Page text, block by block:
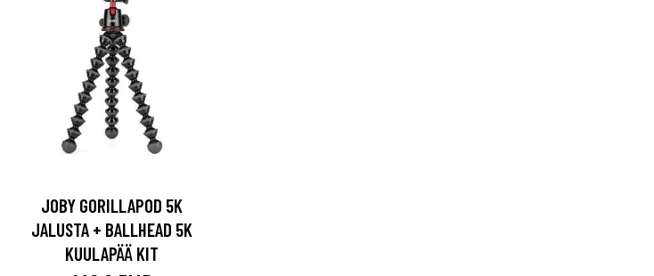
JOBY GORILLAPOD 5K
JALUSTA + BALLHEAD 5K
KUULAPÄÄ KIT